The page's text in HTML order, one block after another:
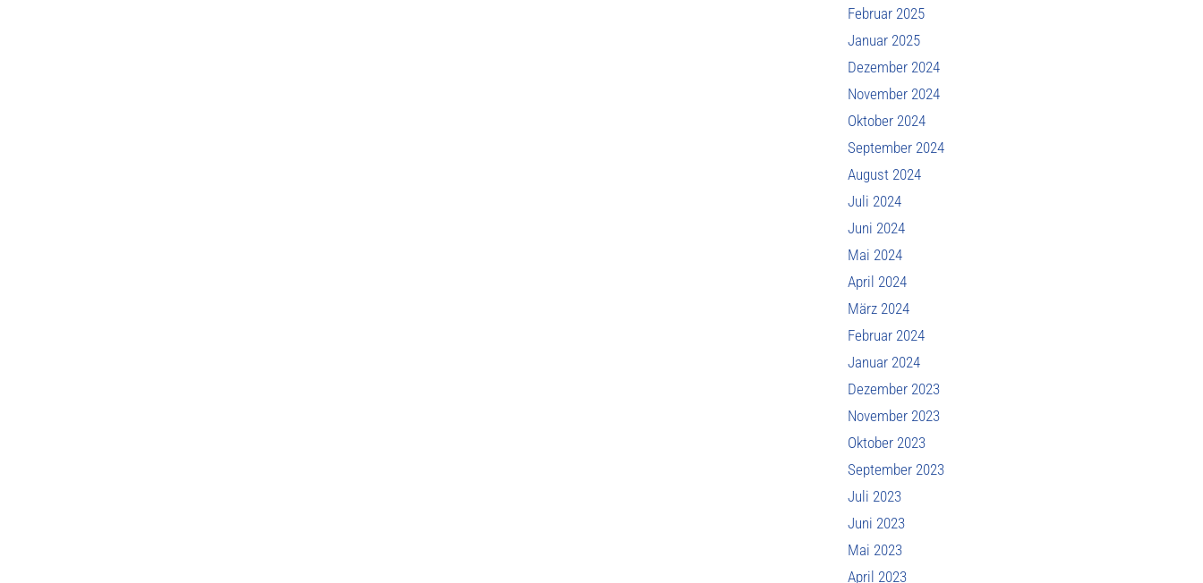
Februar 2025
Januar 2025
Dezember 2024
November 2024
Oktober 2024
September 2024
August 2024
Juli 2024
Juni 2024
Mai 2024
April 2024
März 2024
Februar 2024
Januar 2024
Dezember 2023
November 2023
Oktober 2023
September 2023
Juli 2023
Juni 2023
Mai 2023
April 2023